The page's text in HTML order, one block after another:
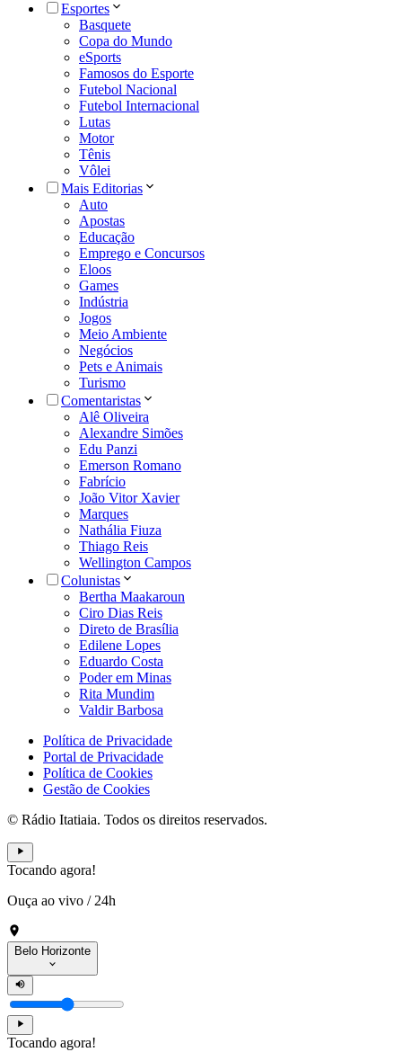
Esportes
Basquete
Copa do Mundo
eSports
Famosos do Esporte
Futebol Nacional
Futebol Internacional
Lutas
Motor
Tênis
Vôlei
Mais Editorias
Auto
Apostas
Educação
Emprego e Concursos
Eloos
Games
Indústria
Jogos
Meio Ambiente
Negócios
Pets e Animais
Turismo
Comentaristas
Alê Oliveira
Alexandre Simões
Edu Panzi
Emerson Romano
Fabrício
João Vitor Xavier
Marques
Nathália Fiuza
Thiago Reis
Wellington Campos
Colunistas
Bertha Maakaroun
Ciro Dias Reis
Direto de Brasília
Edilene Lopes
Eduardo Costa
Poder em Minas
Rita Mundim
Valdir Barbosa
Política de Privacidade
Portal de Privacidade
Política de Cookies
Gestão de Cookies
© Rádio Itatiaia. Todos os direitos reservados.
Tocando agora!
Ouça ao vivo / 24h
Belo Horizonte
Tocando agora!